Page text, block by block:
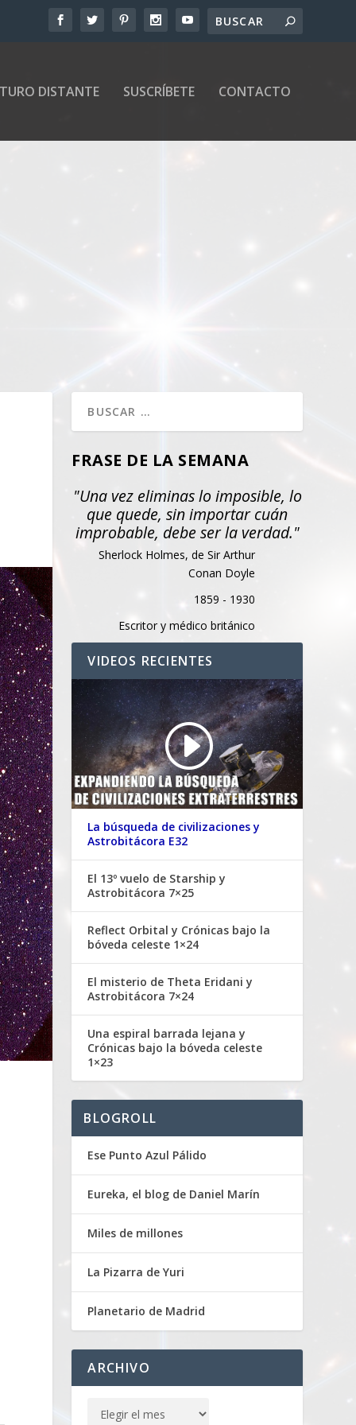
DISTANTE SUSCRÍBETE CONTACTO
FRASE DE LA SEMANA
"Una vez eliminas lo imposible, lo
que quede, sin importar cuán
improbable, debe ser la verdad."
Sherlock Holmes, de Sir Arthur
Conan Doyle
1859 - 1930
Escritor y médico británico
VIDEOS RECIENTES
La búsqueda de civilizaciones y
Astrobitácora E32
El 13º vuelo de Starship y
Astrobitácora 7×25
Reflect Orbital y Crónicas bajo la
bóveda celeste 1×24
El misterio de Theta Eridani y
Astrobitácora 7×24
Una espiral barrada lejana y
Crónicas bajo la bóveda celeste
1×23
BLOGROLL
Ese Punto Azul Pálido
Eureka, el blog de Daniel Marín
Miles de millones
La Pizarra de Yuri
Planetario de Madrid
ARCHIVO